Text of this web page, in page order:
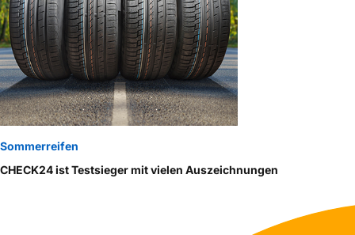
Sommerreifen
CHECK24 ist Testsieger mit vielen Auszeichnungen